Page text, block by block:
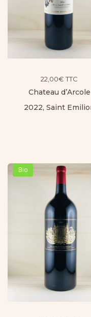
22,00€ TTC
Chateau d’Arcole
2022, Saint
Bio